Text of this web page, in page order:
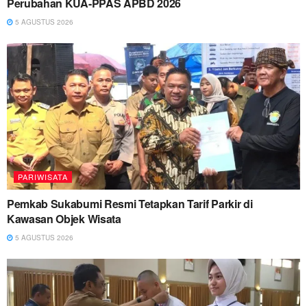
5 AGUSTUS 2026
PARIWISATA
Pemkab Sukabumi Resmi Tetapkan Tarif Parkir di
Kawasan Objek Wisata
5 AGUSTUS 2026